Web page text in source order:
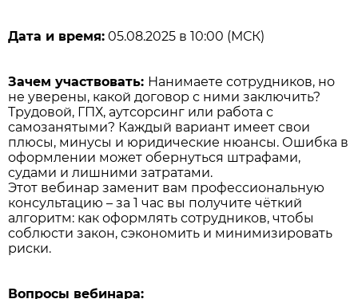
Дата и время: 05.08.2025 в 10:00 (МСК)
Зачем участвовать: Нанимаете сотрудников, но
не уверены, какой договор с ними заключить?
Трудовой, ГПХ, аутсорсинг или работа с
самозанятыми? Каждый вариант имеет свои
плюсы, минусы и юридические нюансы. Ошибка в
оформлении может обернуться штрафами,
судами и лишними затратами.
Этот вебинар заменит вам профессиональную
консультацию – за 1 час вы получите чёткий
алгоритм: как оформлять сотрудников, чтобы
соблюсти закон, сэкономить и минимизировать
риски.
Вопросы вебинара: